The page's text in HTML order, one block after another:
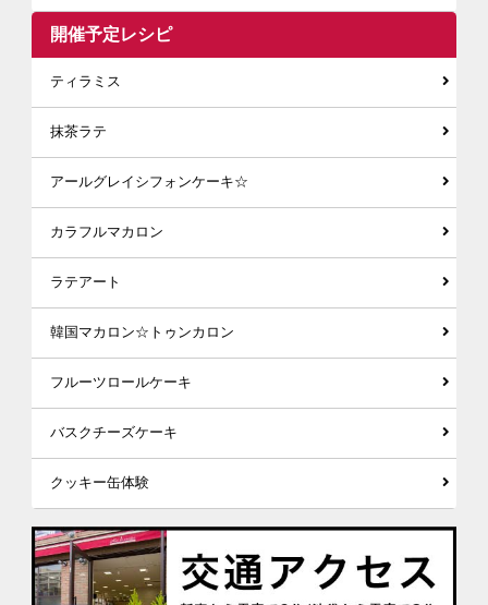
開催予定レシピ
ティラミス
抹茶ラテ
アールグレイシフォンケーキ☆
カラフルマカロン
ラテアート
韓国マカロン☆トゥンカロン
フルーツロールケーキ
バスクチーズケーキ
クッキー缶体験